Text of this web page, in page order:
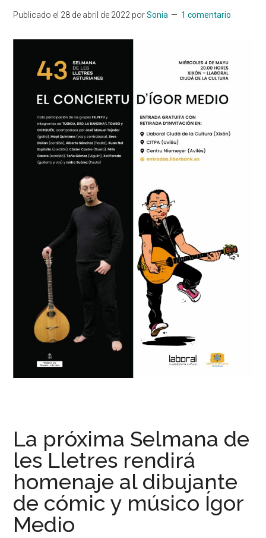
Publicado el 28 de abril de 2022 porSonia 1 comentario
La próxima Selmana de
les Lletres rendirá
homenaje al dibujante
de cómic y músico Ígor
Medio